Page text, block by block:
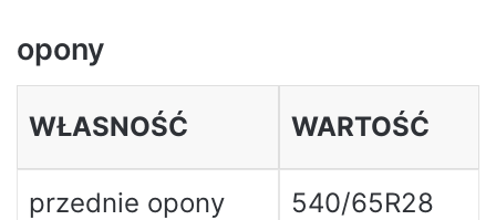
opony
WŁASNOŚĆ WARTOŚĆ
przednie opony 540/65R28